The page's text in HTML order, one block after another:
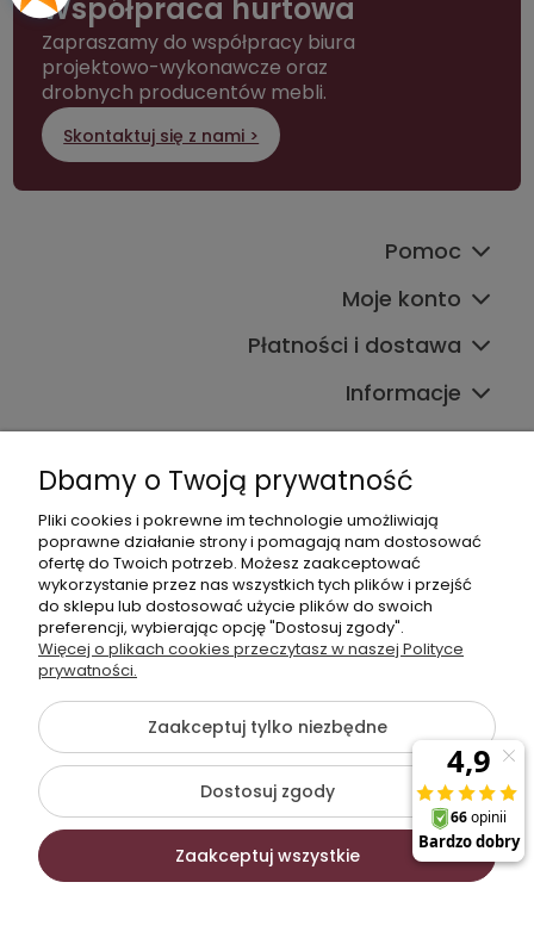
Współpraca hurtowa
Zapraszamy do współpracy biura
projektowo-wykonawcze oraz
drobnych producentów mebli.
Skontaktuj się z nami >
Pomoc
Moje konto
Płatności i dostawa
Informacje
Kontakt ze sklepem
Dane kontaktowe
603377506
sklep@komfort-biuro.pl
Nasz Facebook
©2026 Wszelkie Prawa Zastrzeżone | Komfort Biuro -
meble biurowe
Szablon Flex byEcommercy
Dbamy o Twoją prywatność
Pliki cookies i pokrewne im technologie umożliwiają
poprawne działanie strony i pomagają nam dostosować
ofertę do Twoich potrzeb. Możesz zaakceptować
wykorzystanie przez nas wszystkich tych plików i przejść
do sklepu lub dostosować użycie plików do swoich
preferencji, wybierając opcję "Dostosuj zgody".
Więcej o plikach cookies przeczytasz w naszej Polityce
prywatności.
Zaakceptuj tylko niezbędne
Dostosuj zgody
Zaakceptuj wszystkie